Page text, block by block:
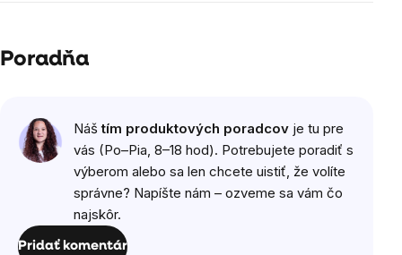
Poradňa
Náštím produktových poradcov je tu pre
vás (Po–Pia, 8–18 hod). Potrebujete poradiť s
výberom alebo sa len chcete uistiť, že volíte
správne? Napíšte nám – ozveme sa vám čo
najskôr.
Pridať komentár